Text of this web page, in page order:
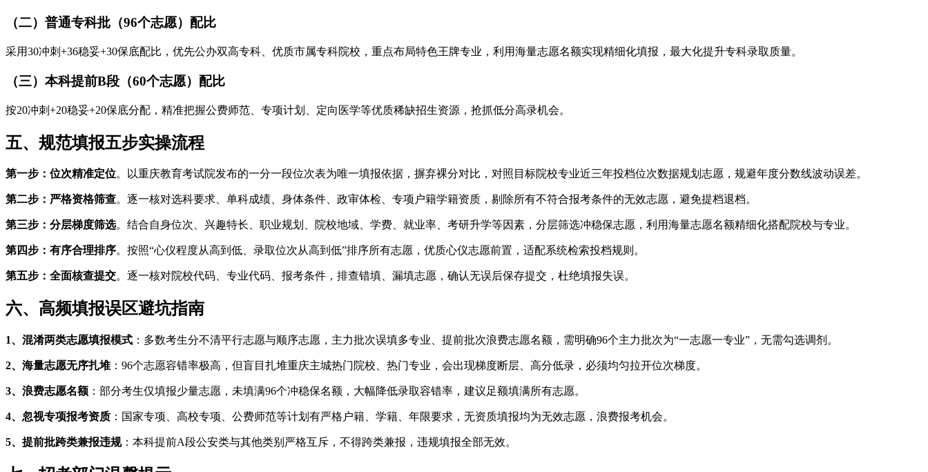
（二）普通专科批（96个志愿）配比
采用30冲刺+36稳妥+30保底配比，优先公办双高专科、优质市属专科院校，重点布局特色王牌专业，利用海量志愿名额实现精细化填报，最大化提升专科录取质量。
（三）本科提前B段（60个志愿）配比
按20冲刺+20稳妥+20保底分配，精准把握公费师范、专项计划、定向医学等优质稀缺招生资源，抢抓低分高录机会。
五、规范填报五步实操流程
第一步：位次精准定位。以重庆教育考试院发布的一分一段位次表为唯一填报依据，摒弃裸分对比，对照目标院校专业近三年投档位次数据规划志愿，规避年度分数线波动误差。
第二步：严格资格筛查。逐一核对选科要求、单科成绩、身体条件、政审体检、专项户籍学籍资质，剔除所有不符合报考条件的无效志愿，避免提档退档。
第三步：分层梯度筛选。结合自身位次、兴趣特长、职业规划、院校地域、学费、就业率、考研升学等因素，分层筛选冲稳保志愿，利用海量志愿名额精细化搭配院校与专业。
第四步：有序合理排序。按照“心仪程度从高到低、录取位次从高到低”排序所有志愿，优质心仪志愿前置，适配系统检索投档规则。
第五步：全面核查提交。逐一核对院校代码、专业代码、报考条件，排查错填、漏填志愿，确认无误后保存提交，杜绝填报失误。
六、高频填报误区避坑指南
1、混淆两类志愿填报模式 ：多数考生分不清平行志愿与顺序志愿，主力批次误填多专业、提前批次浪费志愿名额，需明确96个主力批次为“一志愿一专业”，无需勾选调剂。
2、海量志愿无序扎堆 ：96个志愿容错率极高，但盲目扎堆重庆主城热门院校、热门专业，会出现梯度断层、高分低录，必须均匀拉开位次梯度。
3、浪费志愿名额 ：部分考生仅填报少量志愿，未填满96个冲稳保名额，大幅降低录取容错率，建议足额填满所有志愿。
4、忽视专项报考资质 ：国家专项、高校专项、公费师范等计划有严格户籍、学籍、年限要求，无资质填报均为无效志愿，浪费报考机会。
5、提前批跨类兼报违规：本科提前A段公安类与其他类别严格互斥，不得跨类兼报，违规填报全部无效。